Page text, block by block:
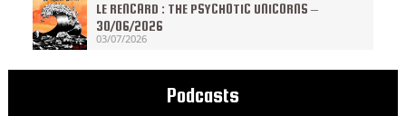
LE RENCARD : THE PSYCHOTIC UNICORNS –
30/06/2026
03/07/2026
Podcasts